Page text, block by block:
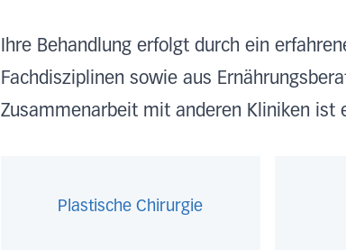
Ihre Behandlung erfolgt durch ein
Fachdisziplinen sowie aus
Zusammenarbeit mit anderen Kliniken ist
Plastische Chirurgie